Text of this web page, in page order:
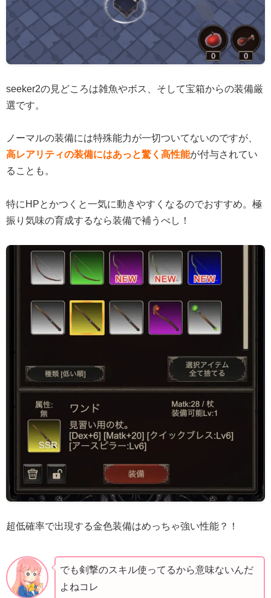
seeker2の見どころは雑魚やボス、そして宝箱からの装備厳
選です。
ノーマルの装備には特殊能力が一切ついてないのですが、
高レアリティの装備にはあっと驚く高性能が付与されてい
ることも。
特にHPとかつくと一気に動きやすくなるのでおすすめ。極
振り気味の育成するなら装備で補うべし！
超低確率で出現する金色装備はめっちゃ強い性能？！
でも剣撃のスキル使ってるから意味ないんだ
よねコレ